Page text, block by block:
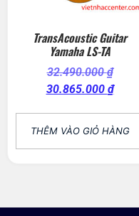
TransAcoustic Guitar
Yamaha LS-TA
32.490.000₫
30.865.000 ₫
THÊM VÀO GIỎ HÀNG